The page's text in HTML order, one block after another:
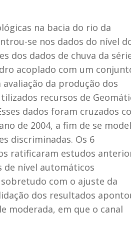
na bacia do rio da
se nos dados do nível
dos dados de chuva da
acoplado com um
da produção dos
recursos de
dados foram cruzados
de 2004, a fim de se
discriminadas. Os 6
ratificaram estudos
de nível automáticos
com o ajuste da
dos resultados
moderada, em que o canal